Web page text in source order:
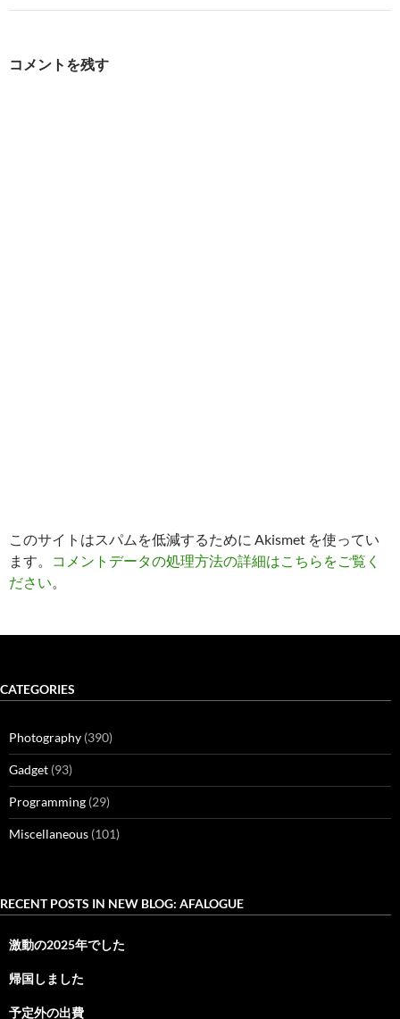
ゲ
コメントを残す
このサイトはスパムを低減するために Akismet を使ってい
ます。
コメントデータの処理方法の詳細はこちらをご覧く
ださい
CATEGORIES
Photography (390)
Gadget (93)
Programming (29)
Miscellaneous (101)
RECENT POSTS IN NEW BLOG: AFALOGUE
激動の2025年でした
帰国しました
予定外の出費